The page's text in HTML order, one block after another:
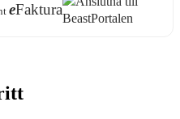
eFaktura